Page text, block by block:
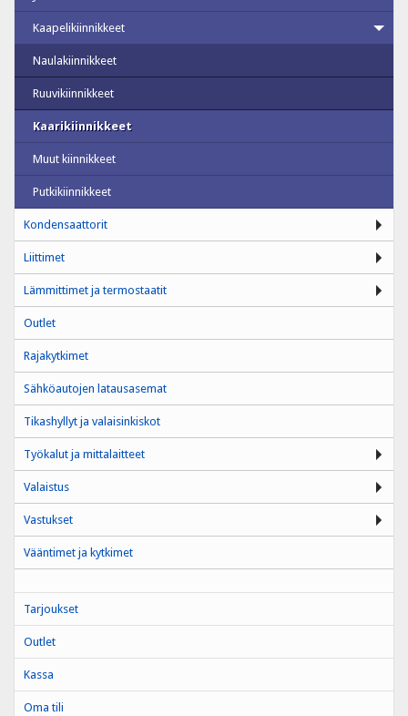
Kaapelikiinnikkeet
Naulakiinnikkeet
Ruuvikiinnikkeet
Kaarikiinnikkeet
Muut kiinnikkeet
Putkikiinnikkeet
Kondensaattorit
Liittimet
Lämmittimet ja termostaatit
Outlet
Rajakytkimet
Sähköautojen latausasemat
Tikashyllyt ja valaisinkiskot
Työkalut ja mittalaitteet
Valaistus
Vastukset
Vääntimet ja kytkimet
Tarjoukset
Outlet
Kassa
Oma tili